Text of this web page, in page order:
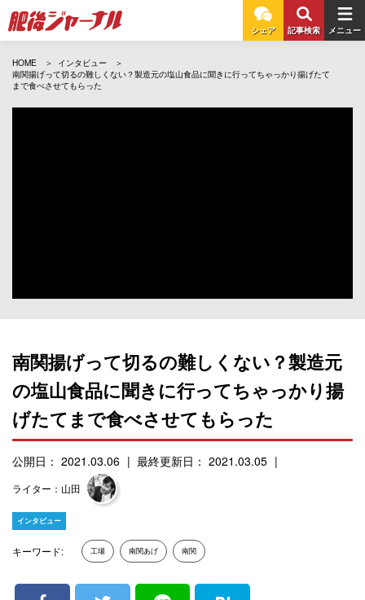
シェア 記事検索 メニュー
HOME
インタビュー
南関揚げって切るの難しくない？製造元の塩山食品に聞きに行ってちゃっかり揚げたて
まで食べさせてもらった
南関揚げって切るの難しくない？製造元
の塩山食品に聞きに行ってちゃっかり揚
げたてまで食べさせてもらった
公開日： 2021.03.06 最終更新日： 2021.03.05
ライター：山田
インタビュー
キーワード: 工場 南関あげ 南関